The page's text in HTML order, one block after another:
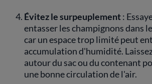
Évitez le surpeuplement:
entasser les champignons dans
car un espace trop limité peut
accumulation d'humidité.
autour du sac ou du contenant
une bonne circulation de l'air.